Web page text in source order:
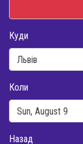
Куди
Коли
Назад